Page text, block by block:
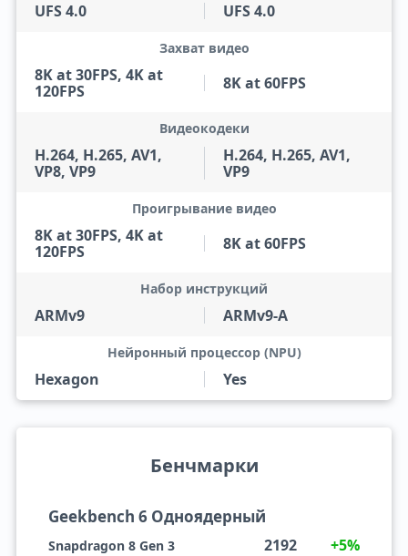
UFS 4.0 UFS 4.0
8K at 30FPS, 4K at
120FPS
Захват видео
8K at 60FPS
H.264, H.265, AV1,
VP8, VP9
Видеокодеки
H.264, H.265, AV1,
VP9
8K at 30FPS, 4K at
120FPS
Проигрывание видео
8K at 60FPS
ARMv9
Набор инструкций
ARMv9-A
Hexagon
Нейронный процессор (NPU)
Yes
Бенчмарки
Geekbench 6 Одноядерный
Snapdragon 8 Gen 3 2192 +5%